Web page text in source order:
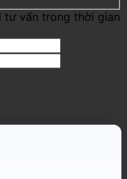
vấn trong thời gian